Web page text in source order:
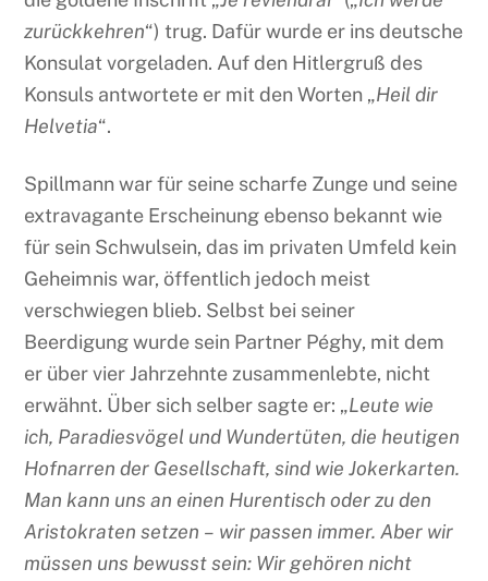
zurückkehren“) trug. Dafür wurde er ins deutsche
Konsulat vorgeladen. Auf den Hitlergruß des
Konsuls antwortete er mit den Worten „Heil dir
Helvetia“.
Spillmann war für seine scharfe Zunge und seine
extravagante Erscheinung ebenso bekannt wie
für sein Schwulsein, das im privaten Umfeld kein
Geheimnis war, öffentlich jedoch meist
verschwiegen blieb. Selbst bei seiner
Beerdigung wurde sein Partner Péghy, mit dem
er über vier Jahrzehnte zusammenlebte, nicht
erwähnt. Über sich selber sagte er: „Leute wie
ich, Paradiesvögel und Wundertüten, die heutigen
Hofnarren der Gesellschaft, sind wie Jokerkarten.
Man kann uns an einen Hurentisch oder zu den
Aristokraten setzen – wir passen immer. Aber wir
müssen uns bewusst sein: Wir gehören nicht